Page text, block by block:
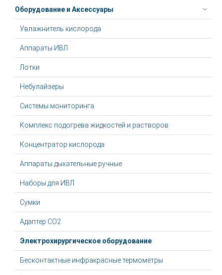
Оборудование и Аксессуары
Увлажнитель кислорода
Аппараты ИВЛ
Лотки
Небулайзеры
Системы мониторинга
Комплекс подогрева жидкостей и растворов
Концентратор кислорода
Аппараты дыхательные ручные
Наборы для ИВЛ
Сумки
Адаптер CO2
Электрохирургическое оборудование
Бесконтактные инфракрасные термометры